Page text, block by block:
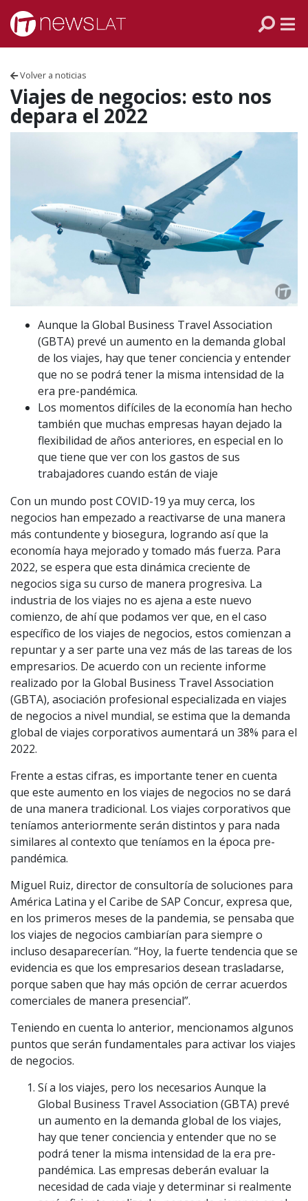
Skip to content
Volver a noticias
Viajes de negocios: esto nos
depara el 2022
Aunque la Global Business Travel Association
(GBTA) prevé un aumento en la demanda global
de los viajes, hay que tener conciencia y entender
que no se podrá tener la misma intensidad de la
era pre-pandémica.
Los momentos difíciles de la economía han hecho
también que muchas empresas hayan dejado la
flexibilidad de años anteriores, en especial en lo
que tiene que ver con los gastos de sus
trabajadores cuando están de viaje
Con un mundo post COVID-19 ya muy cerca, los
negocios han empezado a reactivarse de una manera
más contundente y biosegura, logrando así que la
economía haya mejorado y tomado más fuerza. Para
2022, se espera que esta dinámica creciente de
negocios siga su curso de manera progresiva. La
industria de los viajes no es ajena a este nuevo
comienzo, de ahí que podamos ver que, en el caso
específico de los viajes de negocios, estos comienzan a
repuntar y a ser parte una vez más de las tareas de los
empresarios. De acuerdo con un reciente informe
realizado por la Global Business Travel Association
(GBTA), asociación profesional especializada en viajes
de negocios a nivel mundial, se estima que la demanda
global de viajes corporativos aumentará un 38% para el
2022.
Frente a estas cifras, es importante tener en cuenta
que este aumento en los viajes de negocios no se dará
de una manera tradicional. Los viajes corporativos que
teníamos anteriormente serán distintos y para nada
similares al contexto que teníamos en la época pre-
pandémica.
Miguel Ruiz, director de consultoría de soluciones para
América Latina y el Caribe de SAP Concur, expresa que,
en los primeros meses de la pandemia, se pensaba que
los viajes de negocios cambiarían para siempre o
incluso desaparecerían. “Hoy, la fuerte tendencia que se
evidencia es que los empresarios desean trasladarse,
porque saben que hay más opción de cerrar acuerdos
comerciales de manera presencial”.
Teniendo en cuenta lo anterior, mencionamos algunos
puntos que serán fundamentales para activar los viajes
de negocios.
Sí a los viajes, pero los necesarios Aunque la
Global Business Travel Association (GBTA) prevé
un aumento en la demanda global de los viajes,
hay que tener conciencia y entender que no se
podrá tener la misma intensidad de la era pre-
pandémica. Las empresas deberán evaluar la
necesidad de cada viaje y determinar si realmente
VENEZUELA
ECUADOR
PERÚ
CHILE
ARGENTINA
MÉXICO